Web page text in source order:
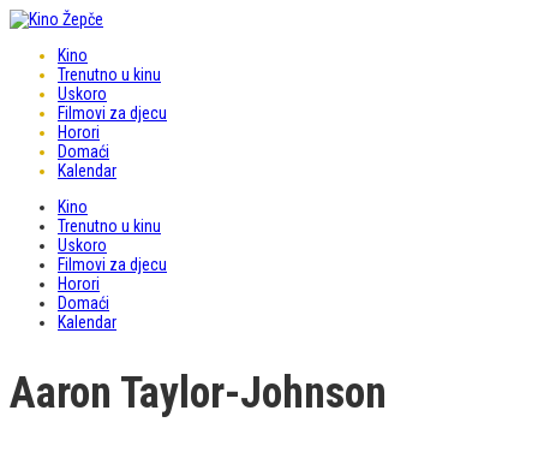
Kino
Trenutno u kinu
Uskoro
Filmovi za djecu
Horori
Domaći
Kalendar
Kino
Trenutno u kinu
Uskoro
Filmovi za djecu
Horori
Domaći
Kalendar
Aaron Taylor-Johnson